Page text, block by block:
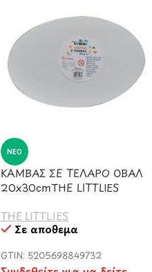
ΝΈΟ
ΚΑΜΒΑΣ ΣΕ ΤΕΛΑΡΟ ΟΒΑΛ
20x30cmΤΗΕ LITTLIES
THE LITTLIES
Σε απόθεμα
GTIN: 5205698849732